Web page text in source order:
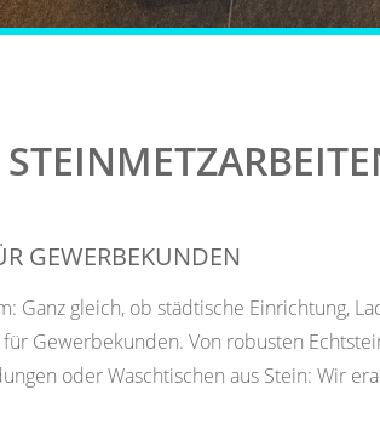
GEWERBEKUNDEN
Ganz gleich, ob städtische Einrichtung,
Gewerbekunden. Von robusten
oder Waschtischen aus Stein: Wir